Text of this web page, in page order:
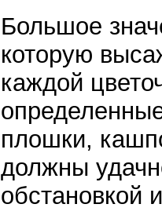
Большое
которую
каждой
плошки,
должны
обстановкой